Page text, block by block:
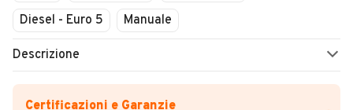
Diesel - Euro 5
Manuale
Descrizione
Certificazioni e Garanzie